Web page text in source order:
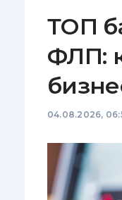
ТОП
ФЛП:
04.08.2026,